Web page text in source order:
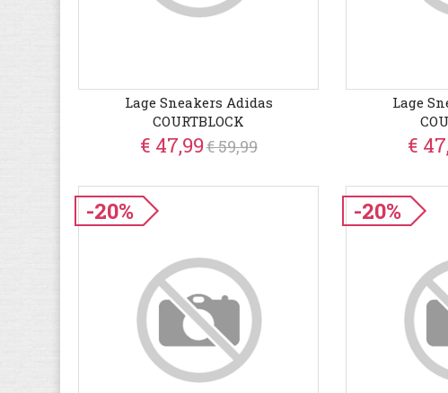
Lage Sneakers Adidas
COURTBLOCK
€ 47,99€ 59,99
Lage
€
-20% -20%